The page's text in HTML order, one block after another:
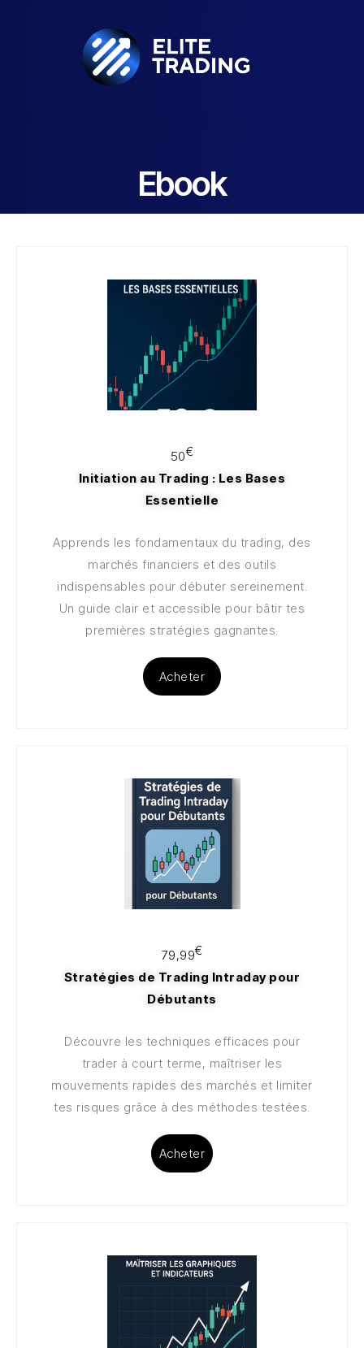
Ebook
50€
Initiation au Trading : Les Bases
Essentielle
Apprends les fondamentaux du trading, des
marchés financiers et des outils
indispensables pour débuter sereinement.
Un guide clair et accessible pour bâtir tes
premières stratégies gagnantes.
Acheter
79,99€
Stratégies de Trading Intraday pour
Débutants
Découvre les techniques efficaces pour
trader à court terme, maîtriser les
mouvements rapides des marchés et limiter
tes risques grâce à des méthodes testées.
Acheter